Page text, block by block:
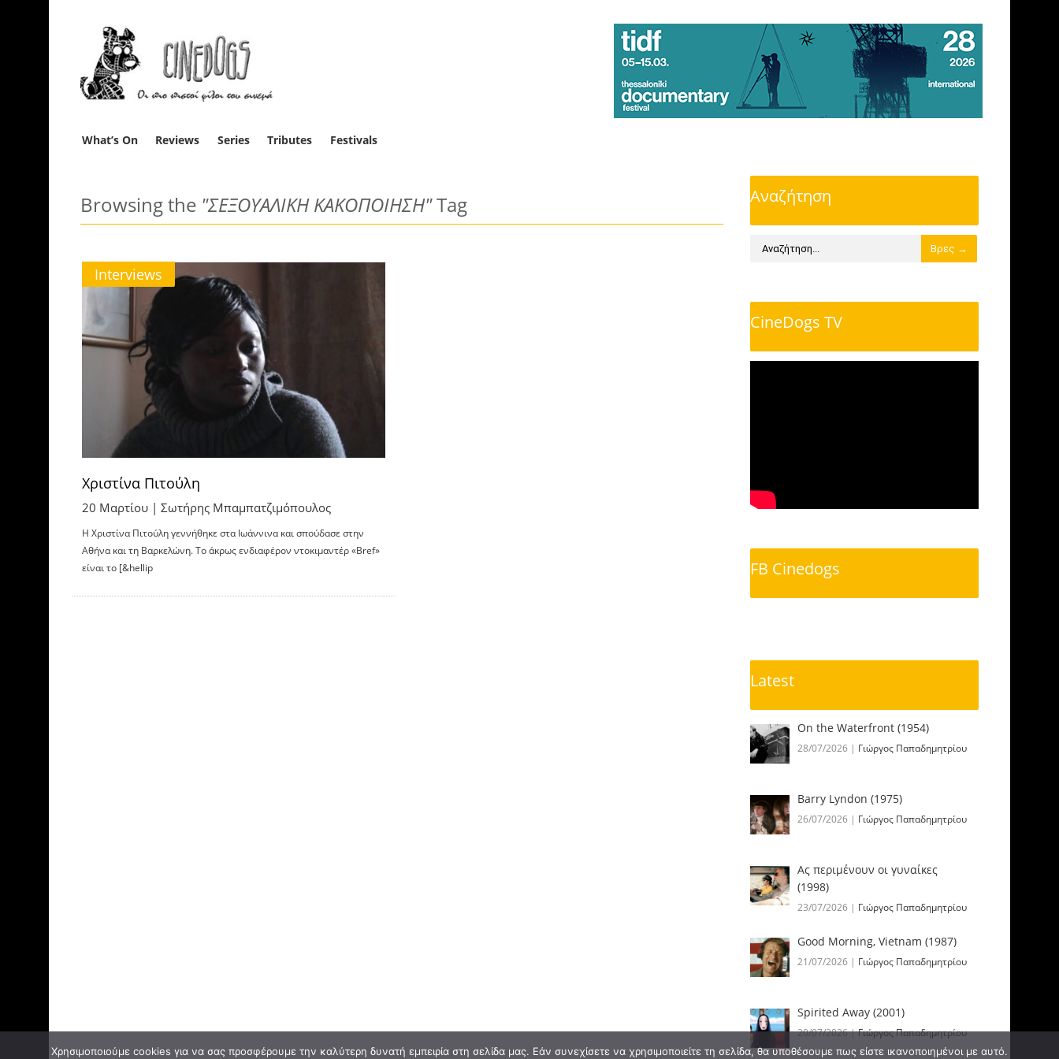
What’s On Reviews Series Tributes Festivals
Browsing the "ΣΕΞΟΥΑΛΙΚΗ ΚΑΚΟΠΟΙΗΣΗ"Tag
Interviews
Χριστίνα Πιτούλη
20 Μαρτίου | Σωτήρης Μπαμπατζιμόπουλος
Η Χριστίνα Πιτούλη γεννήθηκε στα Ιωάννινα και σπούδασε στην
Αθήνα και τη Βαρκελώνη. Το άκρως ενδιαφέρον ντοκιμαντέρ «Bref»
είναι το [&hellip
Αναζήτηση
CineDogs TV
FB Cinedogs
Latest
On the Waterfront (1954)
28/07/2026 | Γιώργος Παπαδημητρίου
Barry Lyndon (1975)
26/07/2026 | Γιώργος Παπαδημητρίου
Ας περιμένουν οι γυναίκες
(1998)
23/07/2026 | Γιώργος Παπαδημητρίου
Good Morning, Vietnam (1987)
21/07/2026 | Γιώργος Παπαδημητρίου
Spirited Away (2001)
20/07/2026|Γιώργος Παπαδημητρίου
Χρησιμοποιούμε cookies για να σας προσφέρουμε την καλύτερη δυνατή εμπειρία στη σελίδα μας. Εάν συνεχίσετε να χρησιμοποιείτε τη σελίδα, θα υποθέσουμε πως είστε ικανοποιημένοι με αυτό.